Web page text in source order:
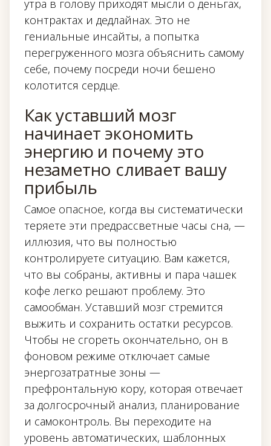
утра в голову приходят мысли о деньгах,
контрактах и дедлайнах. Это не
гениальные инсайты, а попытка
перегруженного мозга объяснить самому
себе, почему посреди ночи бешено
колотится сердце.
Как уставший мозг
начинает экономить
энергию и почему это
незаметно сливает вашу
прибыль
Самое опасное, когда вы систематически
теряете эти предрассветные часы сна, —
иллюзия, что вы полностью
контролируете ситуацию. Вам кажется,
что вы собраны, активны и пара чашек
кофе легко решают проблему. Это
самообман. Уставший мозг стремится
выжить и сохранить остатки ресурсов.
Чтобы не сгореть окончательно, он в
фоновом режиме отключает самые
энергозатратные зоны —
префронтальную кору, которая отвечает
за долгосрочный анализ, планирование
и самоконтроль. Вы переходите на
уровень автоматических, шаблонных